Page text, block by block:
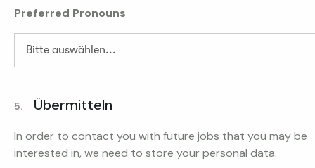
Preferred Pronouns
5. Übermitteln
In order to contact you with future jobs that you may be
interested in, we need to store your personal data.